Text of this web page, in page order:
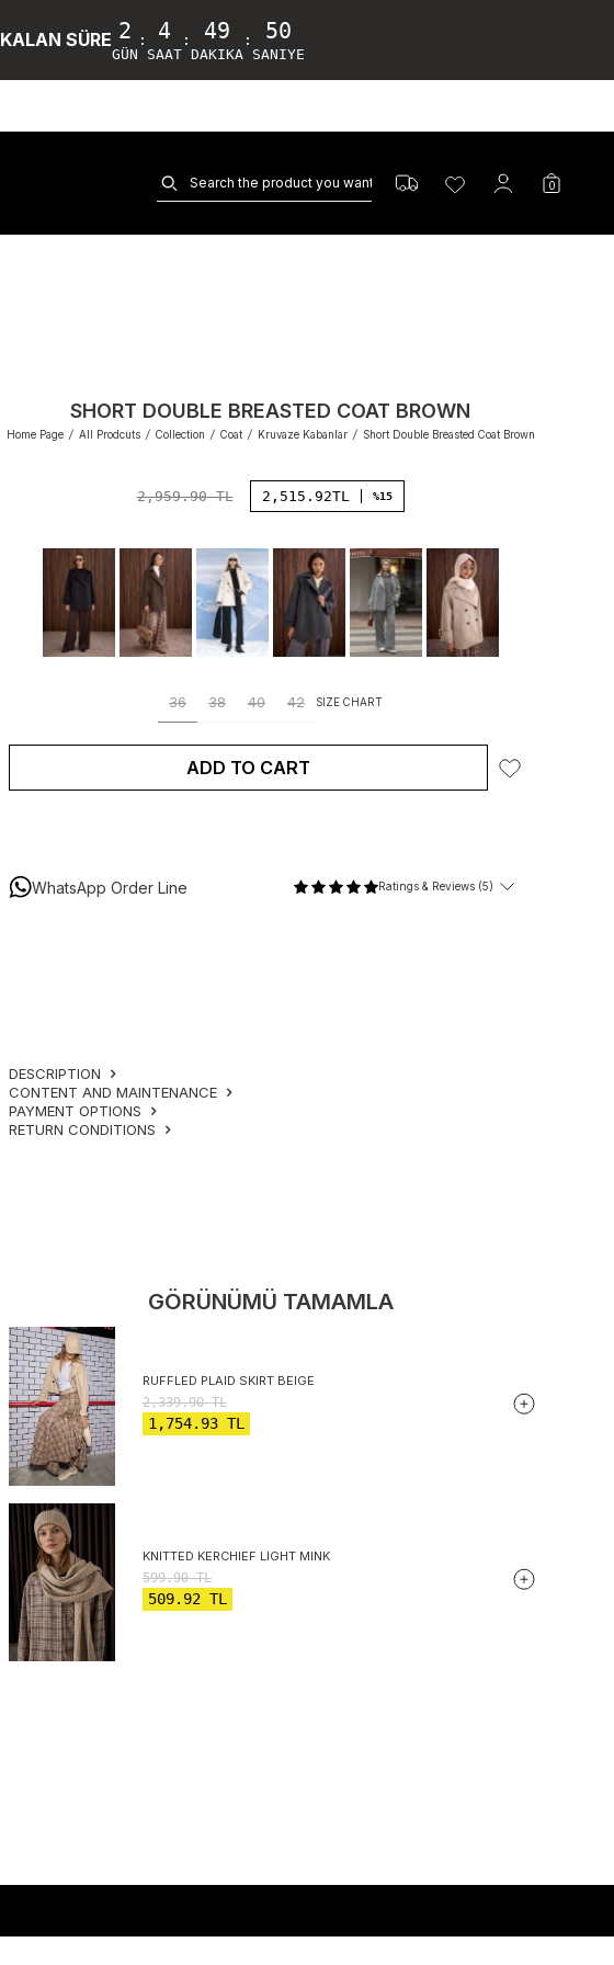
KALAN SÜRE 2
GÜN
: 4
SAAT
: 49
DAKIKA
: 48
SANIYE
0
SHORT DOUBLE BREASTED COAT BROWN
Home Page / All Prodcuts / Collection / Coat / Kruvaze Kabanlar / Short Double Breasted Coat Brown
2,959.90TL 2,515.92TL %15
36 38 40 42 SIZE CHART
ADD TO CART
WhatsApp Order Line Ratings & Reviews (5)
DESCRIPTION
CONTENT AND MAINTENANCE
PAYMENT OPTIONS
RETURN CONDITIONS
GÖRÜNÜMÜ TAMAMLA
RUFFLED PLAID SKIRT BEIGE
2,339.90TL
1,754.93TL
KNITTED KERCHIEF LIGHT MINK
599.90TL
509.92TL